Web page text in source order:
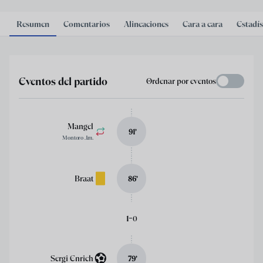
Resumen Comentarios Alineaciones Cara a cara
Eventos del partido Ordenar por eventos
Mangel
Montoro J.m.
91’
Braat 86’
1-0
Sergi Enrich 79’